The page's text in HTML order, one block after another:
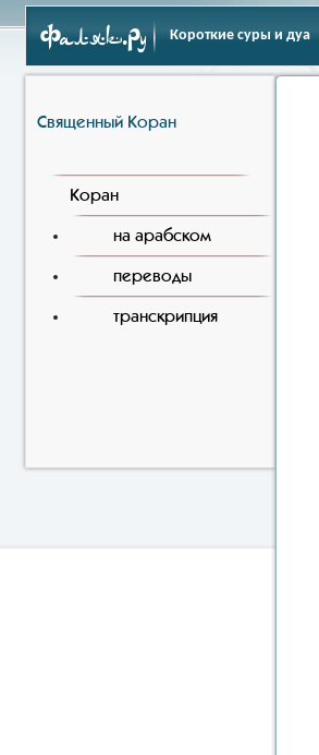
Фаляк.Ру Короткие суры и дуа
Священный Коран
Коран
на арабском
переводы
транскрипция